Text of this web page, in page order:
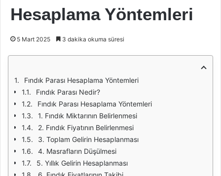
Hesaplama Yöntemleri
5 Mart 2025 3 dakika okuma süresi
Fındık Parası Hesaplama Yöntemleri
Fındık Parası Nedir?
Fındık Parası Hesaplama Yöntemleri
1. Fındık Miktarının Belirlenmesi
2. Fındık Fiyatının Belirlenmesi
3. Toplam Gelirin Hesaplanması
4. Masrafların Düşülmesi
5. Yıllık Gelirin Hesaplanması